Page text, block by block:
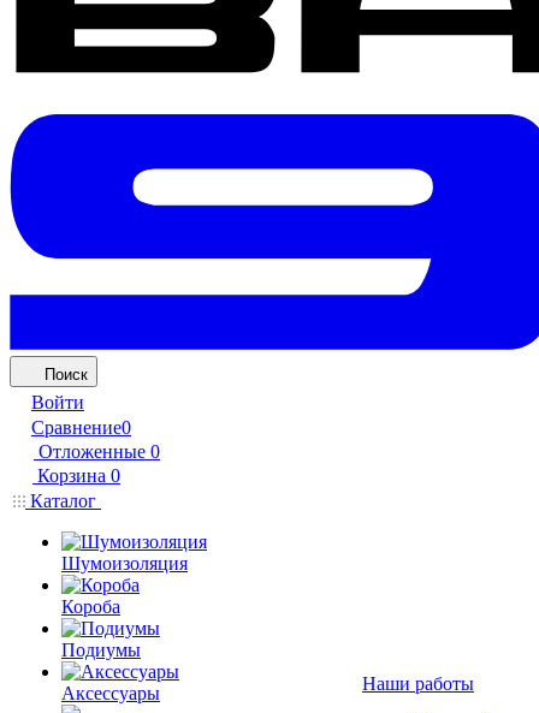
Поиск
Войти
Сравнение0
Отложенные 0
Корзина 0
Каталог
Шумоизоляция
Короба
Подиумы
Аксессуары
Наши работы